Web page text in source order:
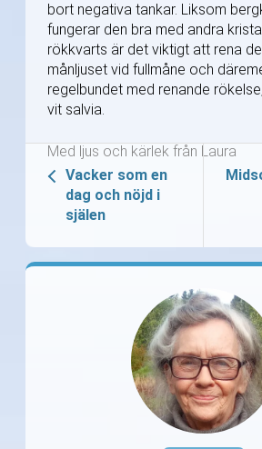
bort negativa tankar. Liksom
fungerar den bra med andra
rökkvarts är det viktigt att rena
månljuset vid fullmåne och
regelbundet med renande
vit salvia.
Med ljus och kärlek från Laura
Vacker som en
dag och nöjd i
själen